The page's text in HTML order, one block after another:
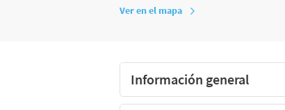
El camping MONTE CRISTO, Gard
Ver en el mapa
Información general